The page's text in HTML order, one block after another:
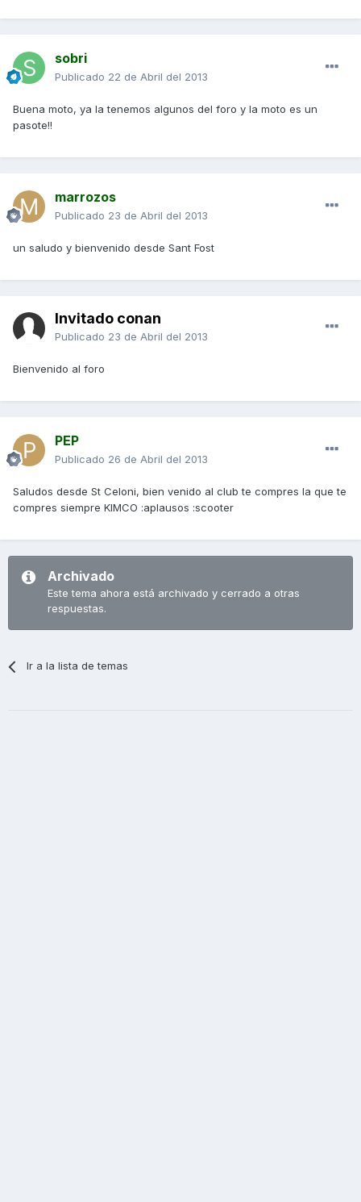
sobri
Publicado 22 de Abril del 2013
Buena moto, ya la tenemos algunos del foro y la moto es un
pasote!!
marrozos
Publicado 23 de Abril del 2013
un saludo y bienvenido desde Sant Fost
Invitado conan
Publicado 23 de Abril del 2013
Bienvenido al foro
PEP
Publicado 26 de Abril del 2013
Saludos desde St Celoni, bien venido al club te compres la que te
compres siempre KIMCO :aplausos :scooter
Archivado
Este tema ahora está archivado y cerrado a otras
respuestas.
Ir a la lista de temas